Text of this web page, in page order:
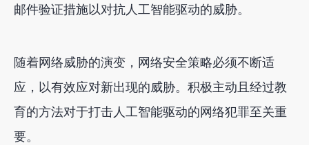
邮件验证措施以对抗人工智能驱动的威胁。
随着网络威胁的演变，网络安全策略必须不断适
应，以有效应对新出现的威胁。积极主动且经过教
育的方法对于打击人工智能驱动的网络犯罪至关重
要。